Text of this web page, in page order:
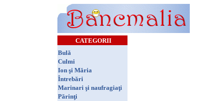
CATEGORII
Bulă
Culmi
Ion şi Măria
Întrebări
Marinari şi naufragiaţi
Părinţi